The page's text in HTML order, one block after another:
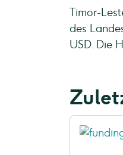
Timor-
des
USD. Die